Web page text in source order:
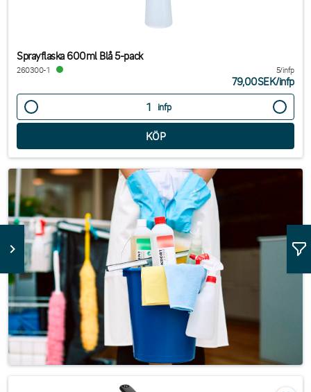
Sprayflaska 600ml Blå 5-pack
260300-1 5/infp
79,00SEK/infp
infp